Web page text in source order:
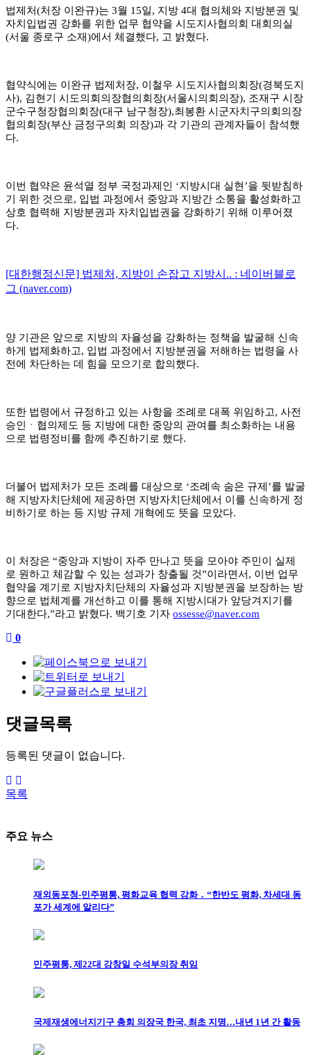
법제처(처장 이완규)는 3월 15일, 지방 4대 협의체와 지방분권 및
자치입법권 강화를 위한 업무 협약을 시도지사협의회 대회의실
(서울 종로구 소재)에서 체결했다, 고 밝혔다.
협약식에는 이완규 법제처장, 이철우 시도지사협의회장(경북도지
사), 김현기 시도의회의장협의회장(서울시의회의장), 조재구 시장
군수구청장협의회장(대구 남구청장),최봉환 시군자치구의회의장
협의회장(부산 금정구의회 의장)과 각 기관의 관계자들이 참석했
다.
이번 협약은 윤석열 정부 국정과제인 ‘지방시대 실현’을 뒷받침하
기 위한 것으로, 입법 과정에서 중앙과 지방간 소통을 활성화하고
상호 협력해 지방분권과 자치입법권을 강화하기 위해 이루어졌
다.
[대한행정신문] 법제처, 지방이 손잡고 지방시.. : 네이버블로
그 (naver.com)
양 기관은 앞으로 지방의 자율성을 강화하는 정책을 발굴해 신속
하게 법제화하고, 입법 과정에서 지방분권을 저해하는 법령을 사
전에 차단하는 데 힘을 모으기로 합의했다.
또한 법령에서 규정하고 있는 사항을 조례로 대폭 위임하고, 사전
승인 ㆍ 협의제도 등 지방에 대한 중앙의 관여를 최소화하는 내용
으로 법령정비를 함께 추진하기로 했다.
더불어 법제처가 모든 조례를 대상으로 ‘조례속 숨은 규제’를 발굴
해 지방자치단체에 제공하면 지방자치단체에서 이를 신속하게 정
비하기로 하는 등 지방 규제 개혁에도 뜻을 모았다.
이 처장은 “중앙과 지방이 자주 만나고 뜻을 모아야 주민이 실제
로 원하고 체감할 수 있는 성과가 창출될 것”이라면서, 이번 업무
협약을 계기로 지방자치단체의 자율성과 지방분권을 보장하는 방
향으로 법체계를 개선하고 이를 통해 지방시대가 앞당겨지기를
기대한다,”라고 밝혔다. 백기호 기자 ossesse@naver.com
0
댓글목록
등록된 댓글이 없습니다.
목록
주요 뉴스
재외동포청-민주평통, 평화교육 협력 강화 ․ “한반도 평화, 차세대 동
포가 세계에 알리다”
민주평통, 제22대 강창일 수석부의장 취임
국제재생에너지기구 총회 의장국 한국, 최초 지명…내년 1년 간 활동